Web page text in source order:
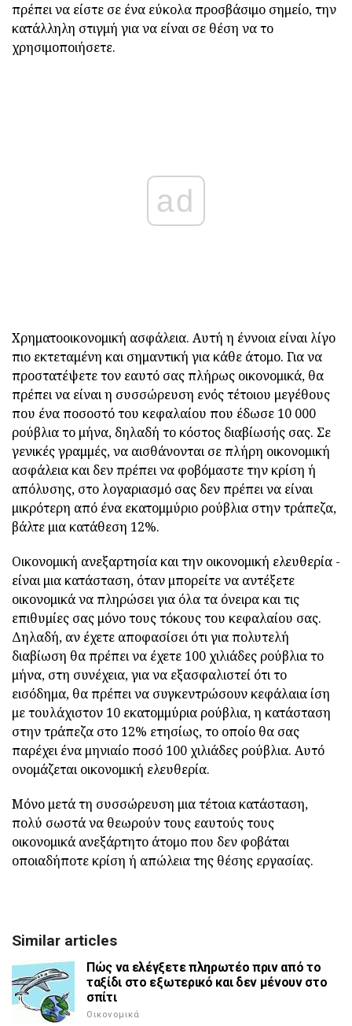
πρέπει να είστε σε ένα εύκολα προσβάσιμο σημείο, την
κατάλληλη στιγμή για να είναι σε θέση να το
χρησιμοποιήσετε.
ad
Χρηματοοικονομική ασφάλεια. Αυτή η έννοια είναι λίγο
πιο εκτεταμένη και σημαντική για κάθε άτομο. Για να
προστατέψετε τον εαυτό σας πλήρως οικονομικά, θα
πρέπει να είναι η συσσώρευση ενός τέτοιου μεγέθους
που ένα ποσοστό του κεφαλαίου που έδωσε 10 000
ρούβλια το μήνα, δηλαδή το κόστος διαβίωσής σας. Σε
γενικές γραμμές, να αισθάνονται σε πλήρη οικονομική
ασφάλεια και δεν πρέπει να φοβόμαστε την κρίση ή
απόλυσης, στο λογαριασμό σας δεν πρέπει να είναι
μικρότερη από ένα εκατομμύριο ρούβλια στην τράπεζα,
βάλτε μια κατάθεση 12%.
Οικονομική ανεξαρτησία και την οικονομική ελευθερία -
είναι μια κατάσταση, όταν μπορείτε να αντέξετε
οικονομικά να πληρώσει για όλα τα όνειρα και τις
επιθυμίες σας μόνο τους τόκους του κεφαλαίου σας.
Δηλαδή, αν έχετε αποφασίσει ότι για πολυτελή
διαβίωση θα πρέπει να έχετε 100 χιλιάδες ρούβλια το
μήνα, στη συνέχεια, για να εξασφαλιστεί ότι το
εισόδημα, θα πρέπει να συγκεντρώσουν κεφάλαια ίση
με τουλάχιστον 10 εκατομμύρια ρούβλια, η κατάσταση
στην τράπεζα στο 12% ετησίως, το οποίο θα σας
παρέχει ένα μηνιαίο ποσό 100 χιλιάδες ρούβλια. Αυτό
ονομάζεται οικονομική ελευθερία.
Μόνο μετά τη συσσώρευση μια τέτοια κατάσταση,
πολύ σωστά να θεωρούν τους εαυτούς τους
οικονομικά ανεξάρτητο άτομο που δεν φοβάται
οποιαδήποτε κρίση ή απώλεια της θέσης εργασίας.
Similar articles
Πώς να ελέγξετε πληρωτέο πριν από το
ταξίδι στο εξωτερικό και δεν μένουν στο
σπίτι
Οικονομικά